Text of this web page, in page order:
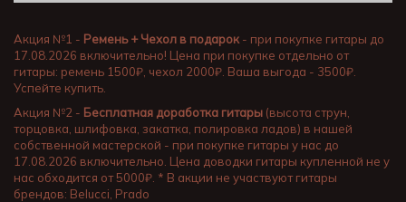
Акция №1 - Ремень + Чехол в подарок - при покупке гитары до
17.08.2026 включительно! Цена при покупке отдельно от
гитары: ремень 1500₽, чехол 2000₽. Ваша выгода - 3500₽.
Успейте купить.
Акция №2 - Бесплатная доработка гитары (высота струн,
торцовка, шлифовка, закатка, полировка ладов) в нашей
собственной мастерской - при покупке гитары у нас до
17.08.2026 включительно. Цена доводки гитары купленной не у
нас обходится от 5000₽. * В акции не участвуют гитары
брендов: Belucci, Prado